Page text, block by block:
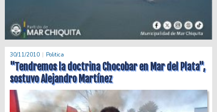
30/11/2010 Politica
"Tendremos la doctrina Chocobar en Mar del Plata",
sostuvo Alejandro Martínez